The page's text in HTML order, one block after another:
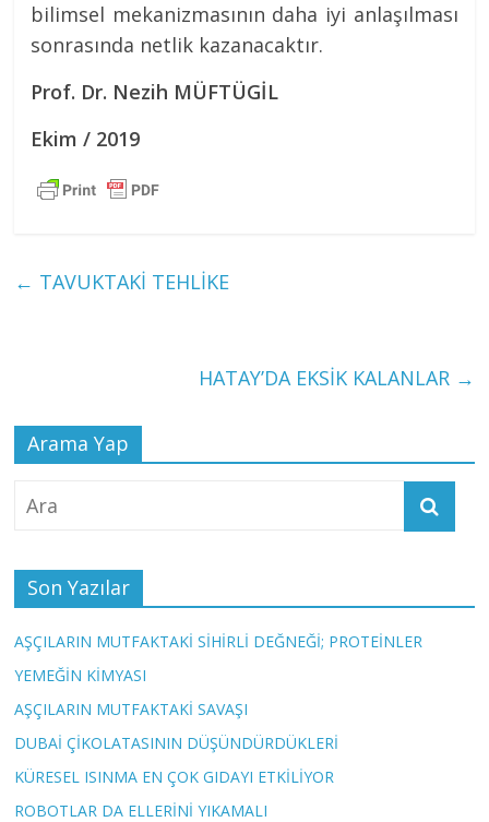
bilimsel mekanizmasının daha iyi anlaşılması
sonrasında netlik kazanacaktır.
Prof. Dr. Nezih MÜFTÜGİL
Ekim / 2019
← TAVUKTAKİ TEHLİKE
HATAY’DA EKSİK KALANLAR →
Arama Yap
Son Yazılar
AŞÇILARIN MUTFAKTAKİ SİHİRLİ DEĞNEĞİ; PROTEİNLER
YEMEĞİN KİMYASI
AŞÇILARIN MUTFAKTAKİ SAVAŞI
DUBAİ ÇİKOLATASININ DÜŞÜNDÜRDÜKLERİ
KÜRESEL ISINMA EN ÇOK GIDAYI ETKİLİYOR
ROBOTLAR DA ELLERİNİ YIKAMALI